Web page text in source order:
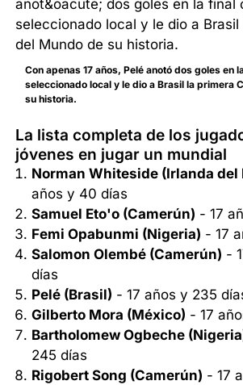
Con apenas 17 años, Pelé anotó dos goles en
seleccionado local y le dio a Brasil la primera
su historia.
La lista completa de los
jóvenes en jugar un mundial
Norman Whiteside (Irlanda del
años y 40 días
Samuel Eto'o (Camerún) - 17
Femi Opabunmi (Nigeria) - 17
Salomon Olembé (Camerún) -
días
Pelé (Brasil) - 17 años y 235
Gilberto Mora (México) - 17
Bartholomew Ogbeche
245 días
Rigobert Song (Camerún) - 17